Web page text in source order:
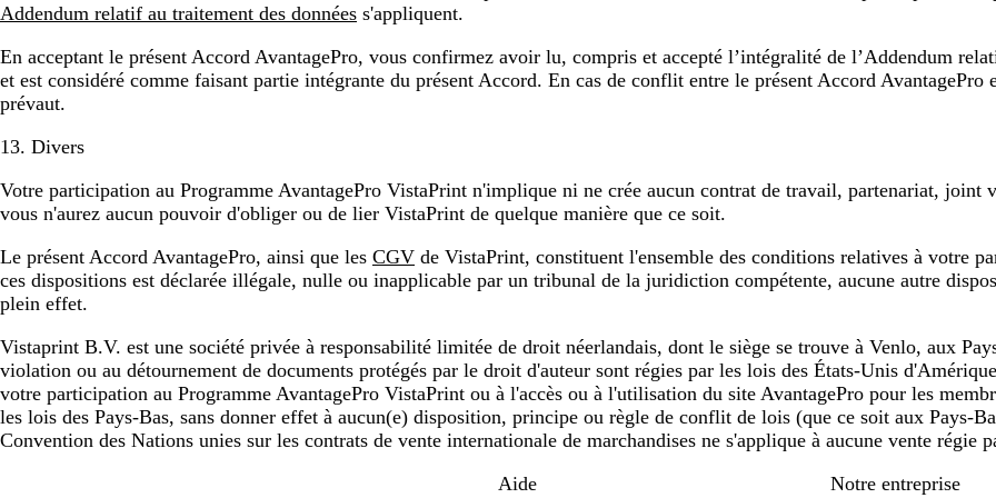
Addendum relatif au traitement des données s'appliquent.
En acceptant le présent Accord AvantagePro, vous confirmez avoir lu, compris et accepté l’intégralité de l’Addendum
et est considéré comme faisant partie intégrante du présent Accord. En cas de conflit entre le présent Accord
prévaut.
13. Divers
Votre participation au Programme AvantagePro VistaPrint n'implique ni ne crée aucun contrat de travail, partenariat, joint
vous n'aurez aucun pouvoir d'obliger ou de lier VistaPrint de quelque manière que ce soit.
Le présent Accord AvantagePro, ainsi que les CGV de VistaPrint, constituent l'ensemble des conditions relatives à votre
ces dispositions est déclarée illégale, nulle ou inapplicable par un tribunal de la juridiction compétente, aucune autre
plein effet.
Vistaprint B.V. est une société privée à responsabilité limitée de droit néerlandais, dont le siège se trouve à Venlo, aux
violation ou au détournement de documents protégés par le droit d'auteur sont régies par les lois des États-Unis
votre participation au Programme AvantagePro VistaPrint ou à l'accès ou à l'utilisation du site AvantagePro pour les
les lois des Pays-Bas, sans donner effet à aucun(e) disposition, principe ou règle de conflit de lois (que ce soit aux Pays-
Convention des Nations unies sur les contrats de vente internationale de marchandises ne s'applique à aucune vente régie
Aide
Notre entreprise